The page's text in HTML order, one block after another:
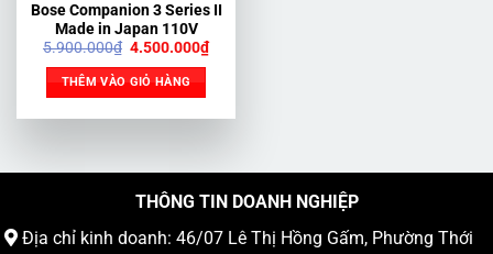
Bose Companion 3 Series II
Made in Japan 110V
5.900.000₫ Giá
là:
5.900.000₫.
4.500.000₫Giá
hiện
THÊM VÀO GIỎ HÀNG
THÔNG TIN DOANH NGHIỆP
Địa chỉ kinh doanh: 46/07 Lê Thị Hồng Gấm, Phường Thới